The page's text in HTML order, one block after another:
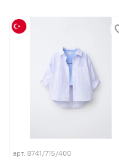
арт. 8741/715/400